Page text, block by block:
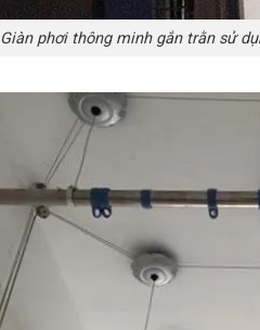
Giàn phơi thông minh gắn trằn sử